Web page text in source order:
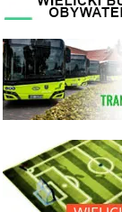
link do strony Wielickiej
SISMS
link do opisu projektu